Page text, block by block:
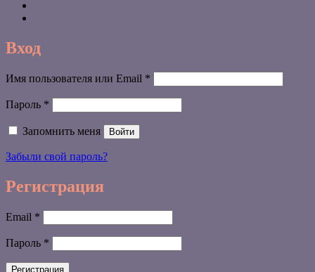
Вход
Имя пользователя или Email *
Пароль *
Запомнить меня Войти
Забыли свой пароль?
Регистрация
Email *
Пароль *
Регистрация